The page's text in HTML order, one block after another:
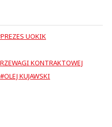
UOKIK
KONTRAKTOWEJ
#OLEJ KUJAWSKI